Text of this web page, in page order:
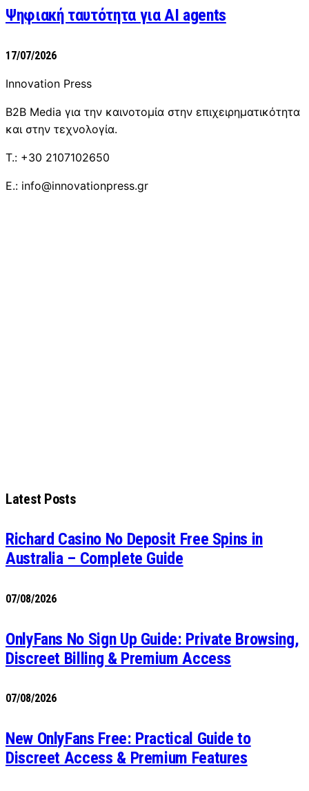
Ψηφιακή ταυτότητα για AI agents
17/07/2026
Innovation Press
B2B Media για την καινοτομία στην επιχειρηματικότητα
και στην τεχνολογία.
T.: +30 2107102650
E.: info@innovationpress.gr
Latest Posts
Richard Casino No Deposit Free Spins in
Australia – Complete Guide
07/08/2026
OnlyFans No Sign Up Guide: Private Browsing,
Discreet Billing & Premium Access
07/08/2026
New OnlyFans Free: Practical Guide to
Discreet Access & Premium Features